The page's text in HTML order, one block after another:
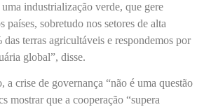
industrialização verde, que gere
países, sobretudo nos setores de alta
terras agricultáveis e respondemos por
global”, disse.
a crise de governança “não é uma questão
mostrar que a cooperação “supera